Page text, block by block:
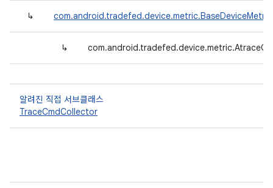
↳
↳
알려진 직접 서브클래스
TraceCmdCollector